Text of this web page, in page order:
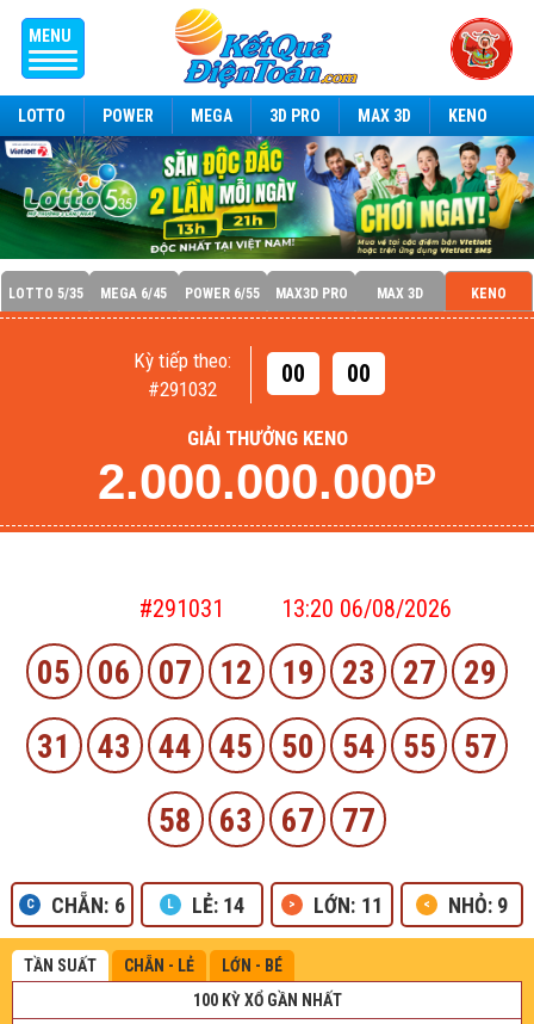
MENU
LOTTO POWER MEGA 3D PRO MAX 3D KENO
LOTTO 5/35 MEGA 6/45 POWER 6/55 MAX3D PRO MAX 3D KENO
GIẢI THƯỞNG KENO
2.000.000.000Đ
Kỳ tiếp theo:
#291032
00 00
#291031 13:20 06/08/2026
05 06 07 12 19 23 27
29
31
43 44 45 50 54 55
57
58
63 67 77
CHẴN: 6 LẺ: 14 LỚN: 11 NHỎ: 9
TẦN SUẤT CHẴN - LẺ
LỚN - BÉ
100 KỲ XỔ GẦN NHẤT